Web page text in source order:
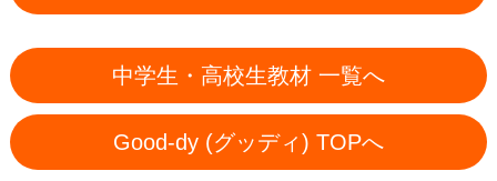
中学生・高校生教材 一覧へ
Good-dy (グッディ) TOPへ